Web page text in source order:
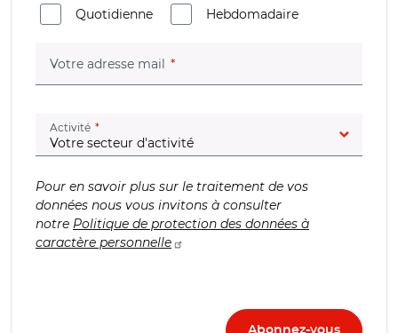
Quotidienne
Hebdomadaire
Votre adresse mail (champ obligatoire)
Activité (champ obligatoire)
Pour en savoir plus sur le traitement de vos
données nous vous invitons à consulter
notre Politique de protection des données à
caractère personnelle